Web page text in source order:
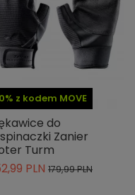
z kodem MOVE
do
Zanier
Turm
PLN 179,99 PLN